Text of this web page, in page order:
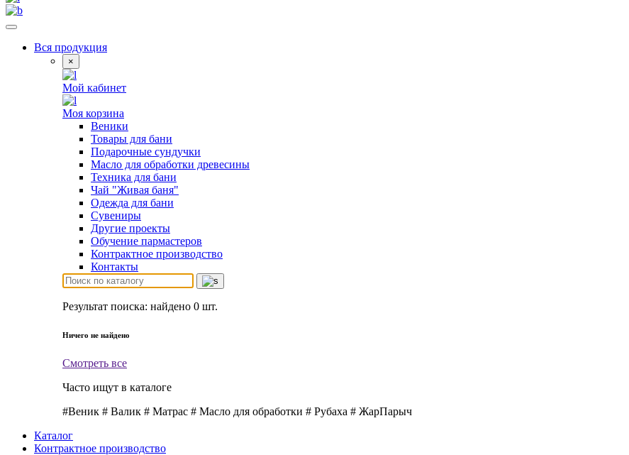
Вся продукция
×
Мой кабинет
Моя корзина
Веники
Товары для бани
Подарочные сундучки
Масло для обработки древесины
Техника для бани
Чай "Живая баня"
Одежда для бани
Сувениры
Другие проекты
Обучение пармастеров
Контрактное производство
Контакты
Результат поиска: найдено 0 шт.
Ничего не найдено
Смотреть все
Часто ищут в каталоге
#Веник # Валик # Матрас # Масло для обработки # Рубаха # ЖарПарыч
Каталог
Контрактное производство